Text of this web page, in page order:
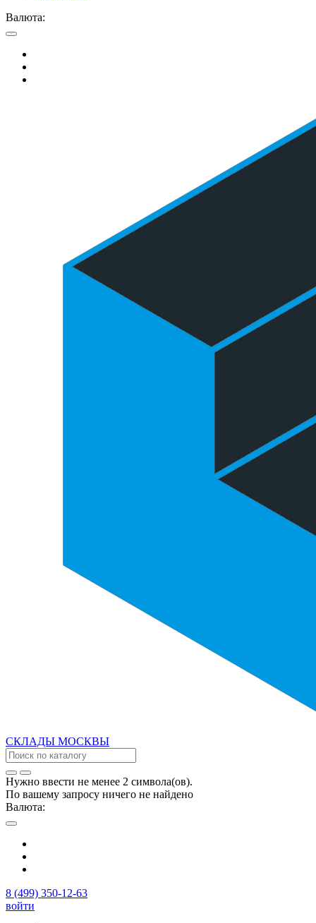
Валюта:
СКЛАДЫ МОСКВЫ
Нужно ввести не менее 2 символа(ов).
По вашему запросу ничего не найдено
Валюта:
8 (499) 350-12-63
войти